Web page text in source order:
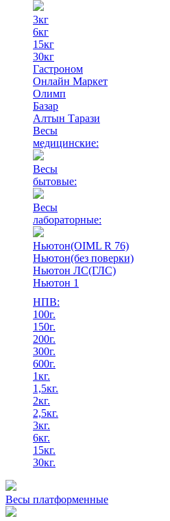
3кг
6кг
15кг
30кг
Гастроном
Онлайн Маркет
Олимп
Базар
Алтын Тарази
Весы
медицинские:
Весы
бытовые:
Весы
лабораторные:
Ньютон(OIML R 76)
Ньютон(без поверки)
Ньютон ЛС(ГЛС)
Ньютон 1
НПВ:
100г.
150г.
200г.
300г.
600г.
1кг.
1,5кг.
2кг.
2,5кг.
3кг.
6кг.
15кг.
30кг.
Весы платформенные